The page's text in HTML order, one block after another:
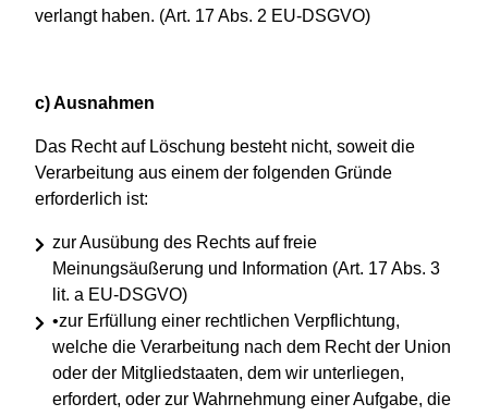
verlangt haben. (Art. 17 Abs. 2 EU-DSGVO)
c) Ausnahmen
Das Recht auf Löschung besteht nicht, soweit die
Verarbeitung aus einem der folgenden Gründe
erforderlich ist:
zur Ausübung des Rechts auf freie
Meinungsäußerung und Information (Art. 17 Abs. 3
lit. a EU-DSGVO)
•zur Erfüllung einer rechtlichen Verpflichtung,
welche die Verarbeitung nach dem Recht der Union
oder der Mitgliedstaaten, dem wir unterliegen,
erfordert, oder zur Wahrnehmung einer Aufgabe, die